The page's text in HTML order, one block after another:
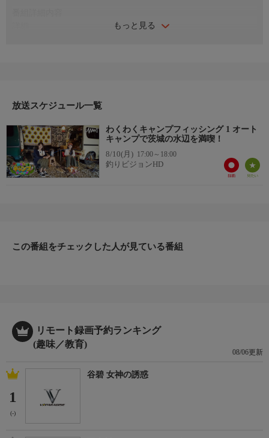
もっと見る
んなアウトドア初心者の方必見です。
＊初回放送：2021/7/25
放送スケジュール一覧
わくわくキャンプフィッシング 1 オート
キャンプで茨城の水辺を満喫！
8/10(月) 17:00～18:00
釣りビジョンHD
この番組をチェックした人が見ている番組
リモート録画予約ランキング
(趣味／教育)
08/06更新
1
(-)
谷碧 女神の誘惑